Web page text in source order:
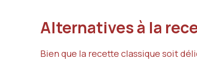
Alternatives à la
Bien que la recette classique soit